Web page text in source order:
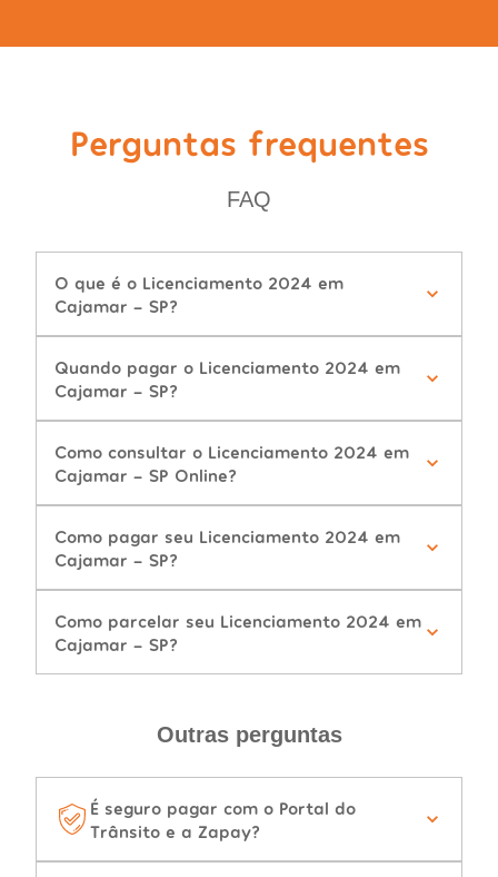
Perguntas frequentes
FAQ
O que é o Licenciamento 2024 em
Cajamar - SP?
Quando pagar o Licenciamento 2024 em
Cajamar - SP?
Como consultar o Licenciamento 2024 em
Cajamar - SP Online?
Como pagar seu Licenciamento 2024 em
Cajamar - SP?
Como parcelar seu Licenciamento 2024 em
Cajamar - SP?
Outras perguntas
É seguro pagar com o Portal do
Trânsito e a Zapay?